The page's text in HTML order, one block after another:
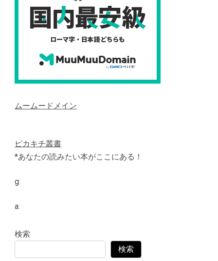
ムームードメイン
ピカキチ叢書
*あなたの読みたい本がここにある！
g:
a:
検索
検索